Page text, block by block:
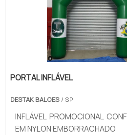
PORTAL INFLÁVEL
DESTAK BALOES / SP
INFLÁVEL PROMOCIONAL
EM NYLON EMBORRACHADO